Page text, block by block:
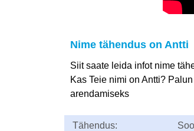
Nime tähendus on Antti
Siit saate leida infot nime
Kas Teie nimi on Antti?
arendamiseks
Tähendus: